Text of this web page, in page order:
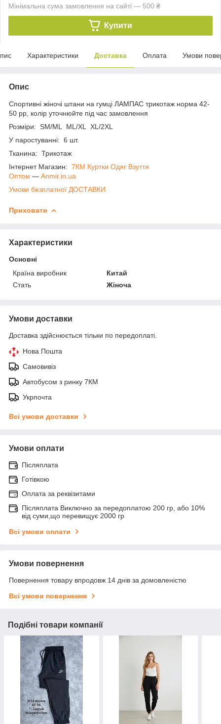
Мінімальна сума замовлення на сайті — 500 ₴
Купити
Характеристики Доставка Оплата Умови
Опис
Спортивні жіночі штани на гумці ЛАМПАС трикотаж норма 42-
50 рр, колір уточнюйте під час замовлення
Розміри: SM/ML ML/XL XL/2XL
У паростуванні: 6 шт.
Тканина: Трикотаж
Інтернет Магазин: 7КМ Куртки Одяг Взуття
Оптом ― Anmir.in.ua
Умови безплатної ДОСТАВКИ
Приховати
Характеристики
Основні
Країна виробник
Китай
Стать
Жіноча
Умови доставки
Доставка здійснюється тільки по передоплаті.
Нова Пошта
Самовивіз
Автобусом з ринку 7КМ
Укрпочта
Всі умови доставки
Умови оплати
Післяплата
Готівкою
Оплата за реквізитами
Післяплата Виключно за передоплатою 200 гр, або 10%
від суми,що перевищує 2000 гр
Всі умови оплати
Умови повернення
Повернення товару впродовж 14 днів за домовленістю
Всі умови повернення
Подібні товари компанії